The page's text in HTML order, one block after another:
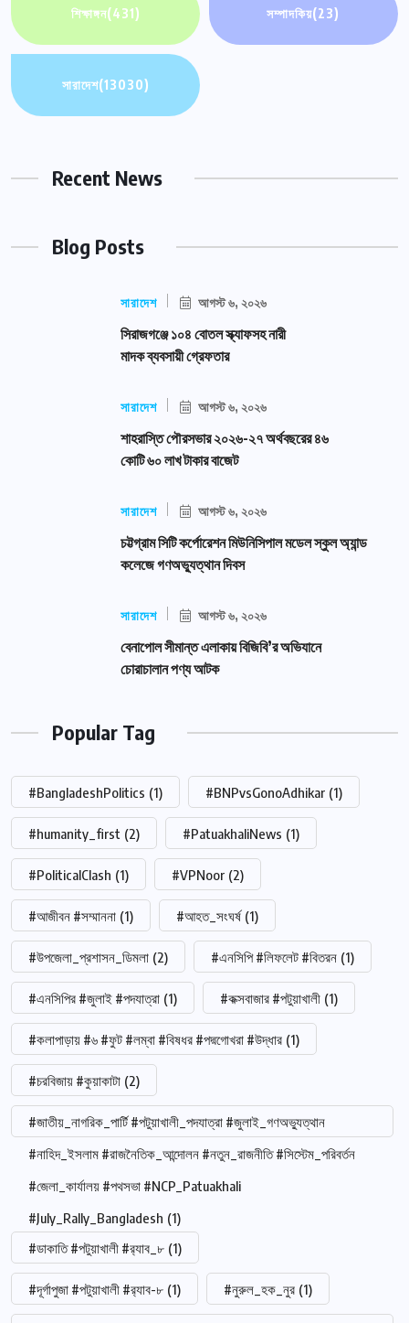
শিক্ষাঙ্গন(431) সম্পাদকিয়(23)
সারাদেশ(13030)
Recent News
Blog Posts
সারাদেশ আগস্ট ৬, ২০২৬
সিরাজগঞ্জে ১০৪ বোতল স্ক্যাফসহ নারী
মাদক ব্যবসায়ী গ্রেফতার
সারাদেশ আগস্ট ৬, ২০২৬
শাহরাস্তি পৌরসভার ২০২৬-২৭ অর্থবছরের ৪৬
কোটি ৬০ লাখ টাকার বাজেট
সারাদেশ আগস্ট ৬, ২০২৬
চট্টগ্রাম সিটি কর্পোরেশন মিউনিসিপাল মডেল স্কুল অ্যান্ড
কলেজে গণঅভ্যুত্থান দিবস
সারাদেশ আগস্ট ৬, ২০২৬
বেনাপোল সীমান্ত এলাকায় বিজিবি’র অভিযানে
চোরাচালান পণ্য আটক
Popular Tag
#BangladeshPolitics (1) #BNPvsGonoAdhikar (1)
#humanity_first (2) #PatuakhaliNews (1)
#PoliticalClash (1) #VPNoor (2)
#আজীবন #সম্মাননা (1) #আহত_সংঘর্ষ (1)
#উপজেলা_প্রশাসন_ডিমলা (2) #এনসিপি #লিফলেট #বিতরন (1)
#এনসিপির #জুলাই #পদযাত্রা (1) #কক্সবাজার #পটুয়াখালী (1)
#কলাপাড়ায় #৬ #ফুট #লম্বা #বিষধর #পদ্মগোখরা #উদ্ধার (1)
#চরবিজায় #কুয়াকাটা (2)
#জাতীয়_নাগরিক_পার্টি #পটুয়াখালী_পদযাত্রা #জুলাই_গণঅভ্যুত্থান
#নাহিদ_ইসলাম #রাজনৈতিক_আন্দোলন #নতুন_রাজনীতি #সিস্টেম_পরিবর্তন
#জেলা_কার্যালয় #পথসভা #NCP_Patuakhali
#July_Rally_Bangladesh (1)
#ডাকাতি #পটুয়াখালী #র‍্যাব_৮ (1)
#দূর্গাপুজা #পটুয়াখালী #র‍্যাব-৮ (1) #নুরুল_হক_নুর (1)